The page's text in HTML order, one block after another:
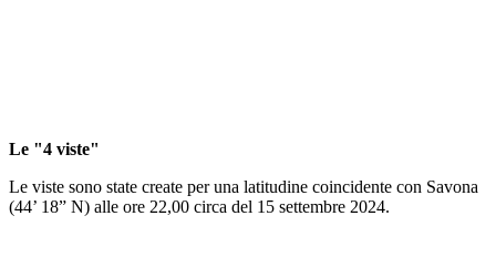
Le "4 viste"
Le viste sono state create per una latitudine coincidente con Savona
(44’ 18” N) alle ore 22,00 circa del 15 settembre 2024.